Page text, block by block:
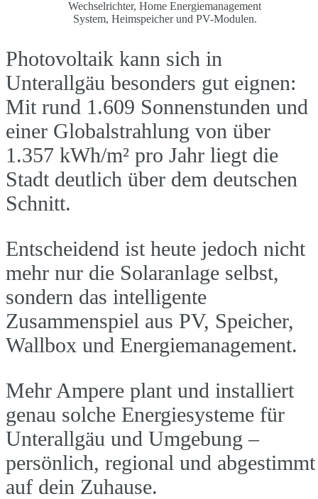
Photovoltaik kann sich in
Unterallgäu besonders gut eignen:
Mit rund 1.609 Sonnenstunden und
einer Globalstrahlung von über
1.357 kWh/m² pro Jahr liegt die
Stadt deutlich über dem deutschen
Schnitt.
Entscheidend ist heute jedoch nicht
mehr nur die Solaranlage selbst,
sondern das intelligente
Zusammenspiel aus PV, Speicher,
Wallbox und Energiemanagement.
Mehr Ampere plant und installiert
genau solche Energiesysteme für
Unterallgäu und Umgebung –
persönlich, regional und abgestimmt
auf dein Zuhause.